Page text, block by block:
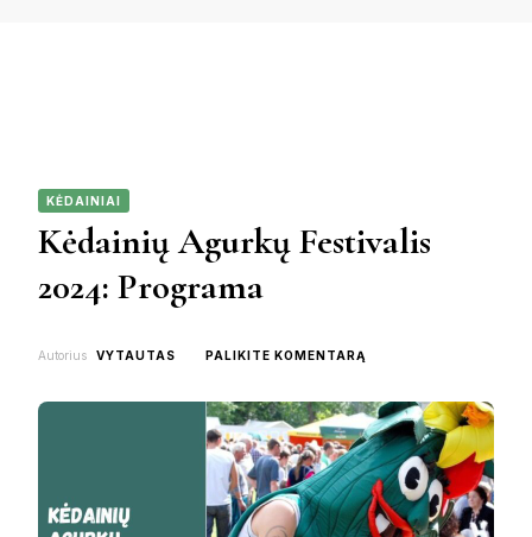
KĖDAINIAI
Kėdainių Agurkų Festivalis
2024: Programa
Autorius VYTAUTAS PALIKITE KOMENTARĄ
FESTIVALIS
2024:
PROGRAMA